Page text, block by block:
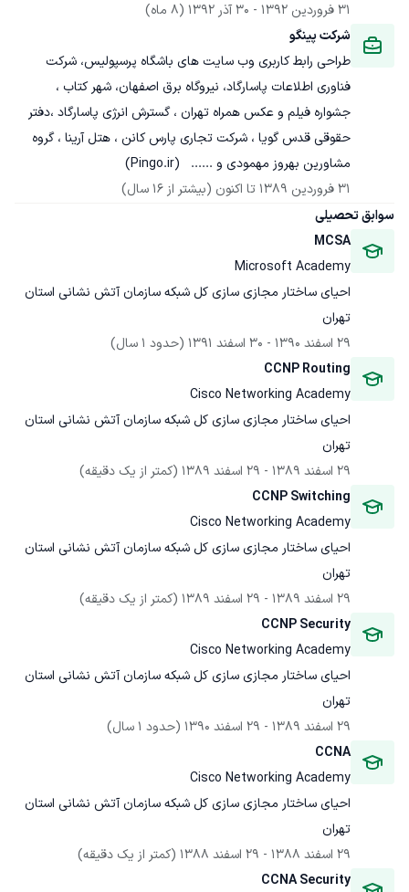
31 فروردین 1392
- 30 آذر 1392
(8 ماه)
شرکت پینگو
طراحی رابط کاربری وب سایت های باشگاه پرسپولیس، شرکت
فناوری اطلاعات پاسارگاد، نیروگاه برق اصفهان، شهر کتاب ،
جشواره فیلم و عکس همراه تهران ، گسترش انرژی پاسارگاد ،دفتر
حقوقی قدس گویا ، شرکت تجاری پارس کانن ، هتل آرینا ، گروه
مشاورین بهروز مهمودی و ......   (Pingo.ir)
31 فروردین 1389
تا اکنون (بیشتر از 16 سال)
سوابق تحصیلی
MCSA
Microsoft Academy
احیای ساختار مجازی سازی کل شبکه سازمان آتش نشانی استان
تهران
29 اسفند 1390
- 30 اسفند 1391
(حدود 1 سال)
CCNP Routing
Cisco Networking Academy
احیای ساختار مجازی سازی کل شبکه سازمان آتش نشانی استان
تهران
29 اسفند 1389
- 29 اسفند 1389
(کمتر از یک دقیقه)
CCNP Switching
Cisco Networking Academy
احیای ساختار مجازی سازی کل شبکه سازمان آتش نشانی استان
تهران
29 اسفند 1389
- 29 اسفند 1389
(کمتر از یک دقیقه)
CCNP Security
Cisco Networking Academy
احیای ساختار مجازی سازی کل شبکه سازمان آتش نشانی استان
تهران
29 اسفند 1389
- 29 اسفند 1390
(حدود 1 سال)
CCNA
Cisco Networking Academy
احیای ساختار مجازی سازی کل شبکه سازمان آتش نشانی استان
تهران
29 اسفند 1388
- 29 اسفند 1388
(کمتر از یک دقیقه)
CCNA Security